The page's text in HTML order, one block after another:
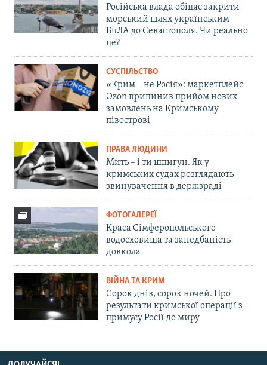
Російська влада обіцяє закрити
морський шлях українським
БпЛА до Севастополя. Чи реально
це?
СУСПІЛЬСТВО
«Крим – не Росія»: маркетплейс
Ozon припинив прийом нових
замовлень на Кримському
півострові
ПРАВА ЛЮДИНИ
Мить – і ти шпигун. Як у
кримських судах розглядають
звинувачення в держзраді
ФОТОГАЛЕРЕЇ
Краса Сімферопольського
водосховища та занедбаність
довкола
ВІЙНА ТА КРИМ
Сорок днів, сорок ночей. Про
результати кримської операції з
примусу Росії до миру